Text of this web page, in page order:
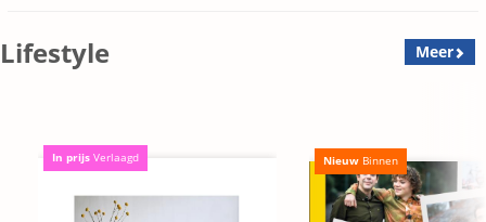
Lifestyle Meer
In prijs Verlaagd Nieuw Binnen